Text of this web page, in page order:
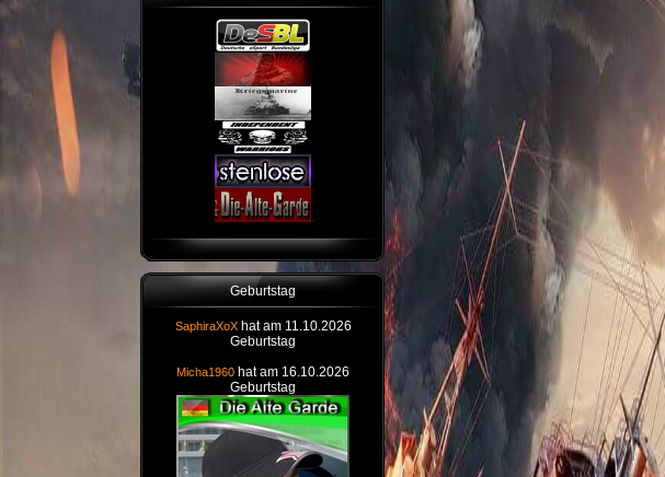
Geburtstag
SaphiraXoXhat am 11.10.2026
Geburtstag
Micha1960 hat am 16.10.2026
Geburtstag